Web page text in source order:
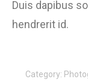
Duis dapibus
hendrerit id.
Category: